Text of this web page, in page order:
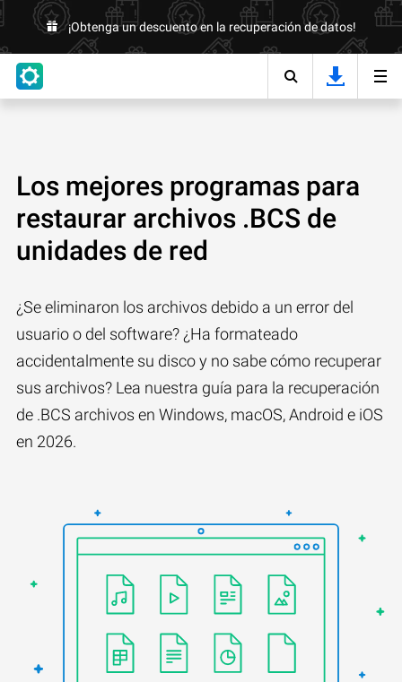
¡Obtenga un descuento en la recuperación de datos!
Los mejores programas para
restaurar archivos .BCS de
unidades de red
¿Se eliminaron los archivos debido a un error del
usuario o del software? ¿Ha formateado
accidentalmente su disco y no sabe cómo recuperar
sus archivos? Lea nuestra guía para la recuperación
de .BCS archivos en Windows, macOS, Android e iOS
en 2026.